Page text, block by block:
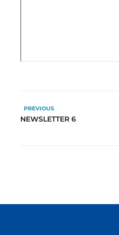
PREVIOUS
NEWSLETTER 6